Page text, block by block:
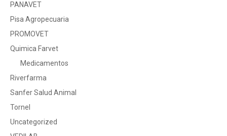
PANAVET
Pisa Agropecuaria
PROMOVET
Quimica Farvet
Medicamentos
Riverfarma
Sanfer Salud Animal
Tornel
Uncategorized